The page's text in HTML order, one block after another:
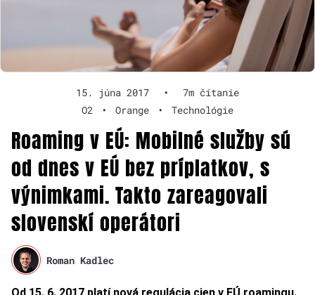
15. júna 2017 •
7m čítanie
O2
• Orange • Technológie
Roaming v EÚ: Mobilné služby sú
od dnes v EÚ bez príplatkov, s
výnimkami. Takto zareagovali
slovenskí operátori
Roman Kadlec